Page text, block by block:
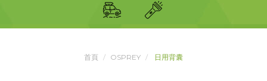
首頁 OSPREY 日用背囊